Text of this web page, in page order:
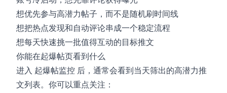
想优先参与高潜力帖子，而不是随机刷时间线
想把热点发现和自动评论串成一个稳定流程
想每天快速挑一批值得互动的目标推文
你能在起爆帖页看到什么
进入 起爆帖监控 后，通常会看到当天筛出的高潜力推
文列表。你可以重点关注：